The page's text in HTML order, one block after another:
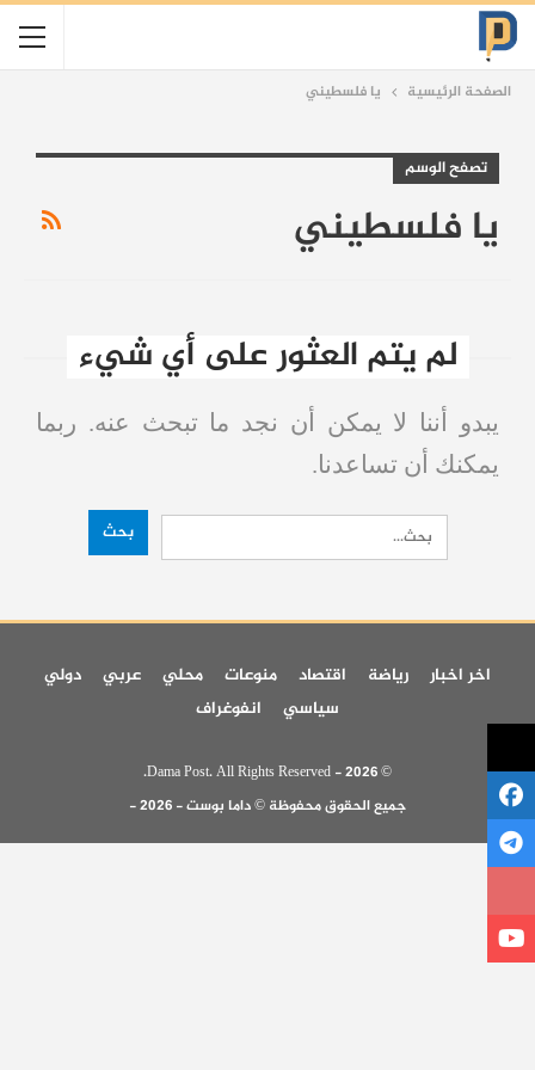
الصفحة الرئيسية يا فلسطيني
تصفح الوسم
يا فلسطيني
لم يتم العثور على أي شيء
يبدو أننا لا يمكن أن نجد ما تبحث عنه. ربما
يمكنك أن تساعدنا.
اخر اخبار رياضة اقتصاد منوعات محلي عربي
دولي
سياسي
انفوغراف
© 2026 - Dama Post. All Rights Reserved.
جميع الحقوق محفوظة © داما بوست - 2026 -